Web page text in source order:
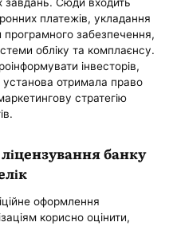
платежів, укладання
програмного забезпечення,
обліку та комплаєнсу.
інвесторів,
установа отримала право
стратегію
банку
оформлення
корисно оцінити,